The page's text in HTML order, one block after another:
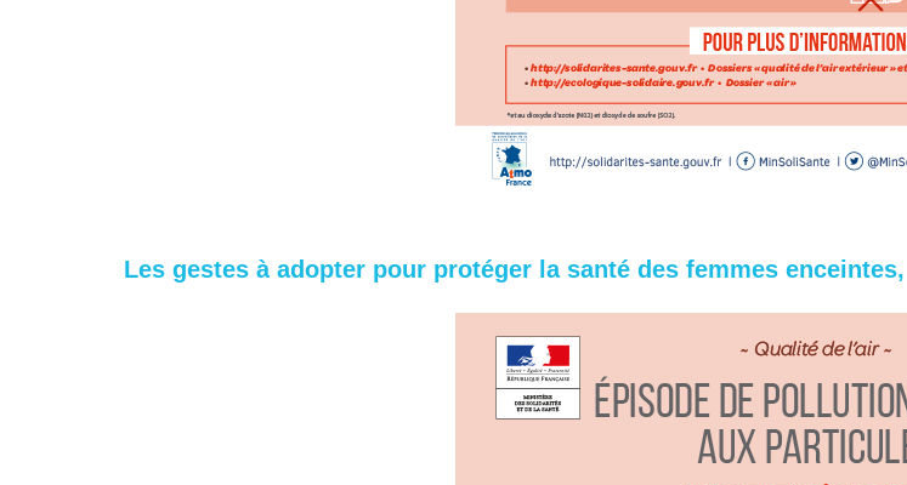
Les gestes à adopter pour protéger la santé des femmes